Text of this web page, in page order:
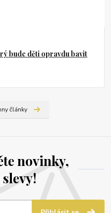
bude děti opravdu bavit
články
novinky,
slevy!